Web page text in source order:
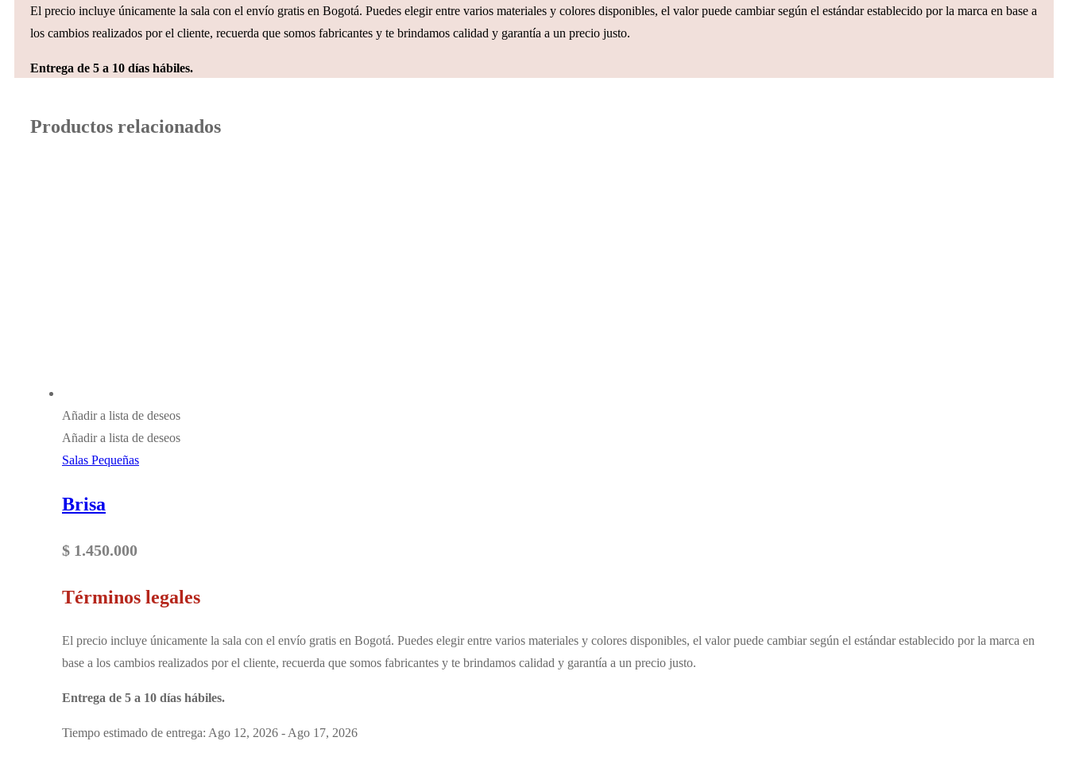
El precio incluye únicamente la sala con el envío gratis en Bogotá. Puedes elegir entre varios materiales y colores disponibles, el valor puede cambiar según el estándar establecido por la marca en base a
los cambios realizados por el cliente, recuerda que somos fabricantes y te brindamos calidad y garantía a un precio justo.
Entrega de 5 a 10 días hábiles.
Productos relacionados
Añadir a lista de deseos
Añadir a lista de deseos
Salas Pequeñas
Brisa
$ 1.450.000
Términos legales
El precio incluye únicamente la sala con el envío gratis en Bogotá. Puedes elegir entre varios materiales y colores disponibles, el valor puede cambiar según el estándar establecido por la marca en
base a los cambios realizados por el cliente, recuerda que somos fabricantes y te brindamos calidad y garantía a un precio justo.
Entrega de 5 a 10 días hábiles.
Tiempo estimado de entrega: Ago 12, 2026 - Ago 17, 2026